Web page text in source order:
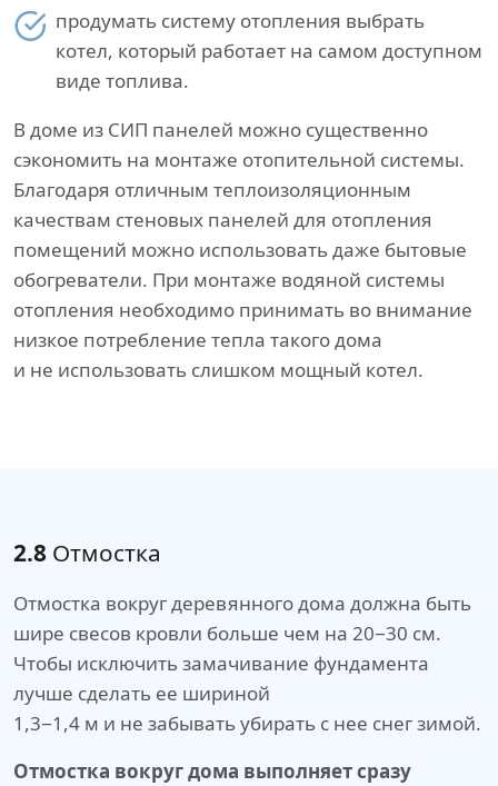
продумать систему отопления выбрать
котел, который работает на самом доступном
виде топлива.
В доме из СИП панелей можно существенно
сэкономить на монтаже отопительной системы.
Благодаря отличным теплоизоляционным
качествам стеновых панелей для отопления
помещений можно использовать даже бытовые
обогреватели. При монтаже водяной системы
отопления необходимо принимать во внимание
низкое потребление тепла такого дома
и не использовать слишком мощный котел.
2.8 Отмостка
Отмостка вокруг деревянного дома должна быть
шире свесов кровли больше чем на 20−30 см.
Чтобы исключить замачивание фундамента
лучше сделать ее шириной
1,3−1,4 м и не забывать убирать с нее снег зимой.
Отмостка вокруг дома выполняет сразу